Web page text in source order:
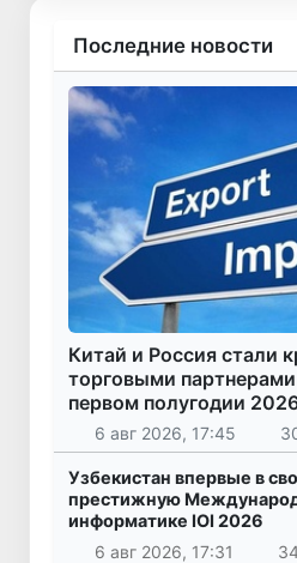
Последние новости
Китай и Россия стали
торговыми партнерами
первом полугодии
6 авг 2026, 17:45
Узбекистан впервые в
престижную
информатике IOI 2026
6 авг 2026, 17:31